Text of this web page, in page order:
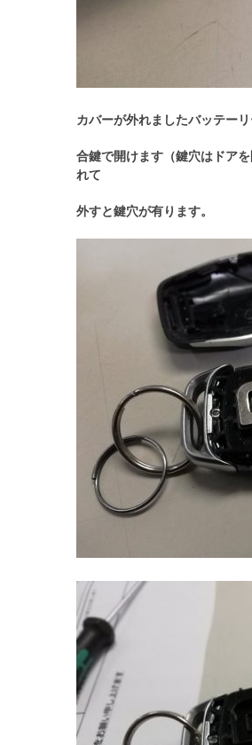
カバーが外れましたバッテー
合鍵で開けます（鍵穴はドア
れて
外すと鍵穴が有ります。